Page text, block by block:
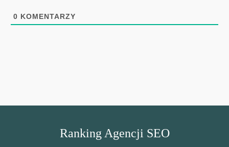
0 KOMENTARZY
Ranking Agencji SEO